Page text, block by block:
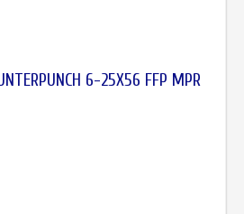
6-25X56 FFP MPR